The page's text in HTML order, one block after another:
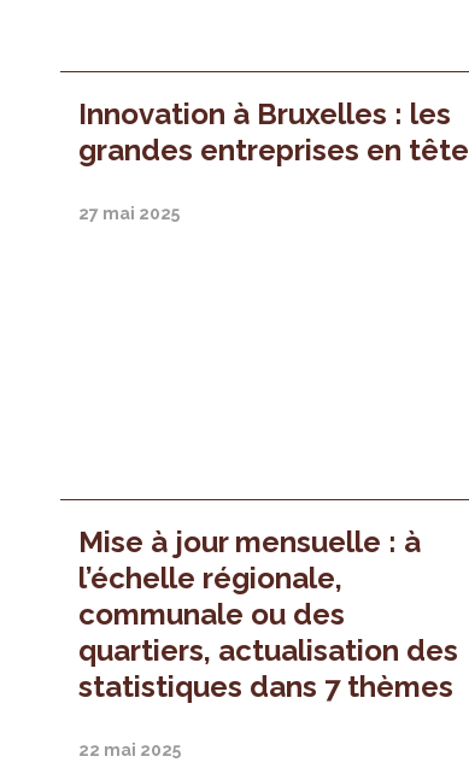
Innovation à Bruxelles : les
grandes entreprises en tête
27 mai 2025
Mise à jour mensuelle : à
l’échelle régionale,
communale ou des
quartiers, actualisation des
statistiques dans 7 thèmes
22 mai 2025